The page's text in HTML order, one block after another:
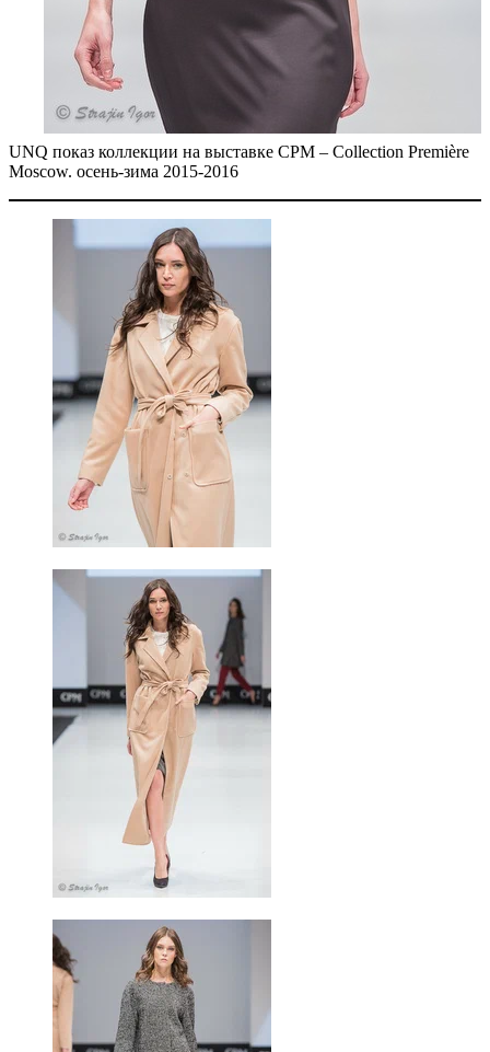
UNQ показ коллекции на выставке CPM – Collection Première
Moscow. осень-зима 2015-2016